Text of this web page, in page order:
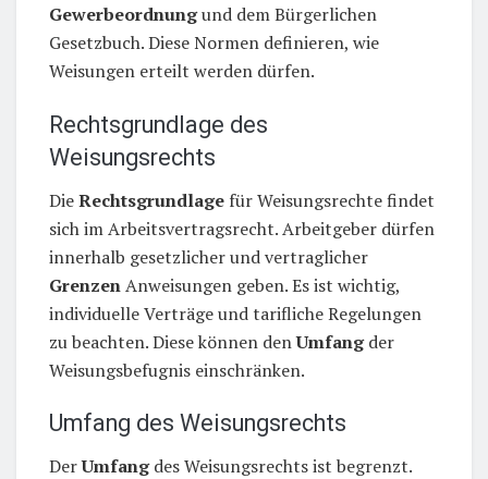
Gewerbeordnungund dem Bürgerlichen
Gesetzbuch. Diese Normen definieren, wie
Weisungen erteilt werden dürfen.
Rechtsgrundlage des
Weisungsrechts
DieRechtsgrundlage für Weisungsrechte findet
sich im Arbeitsvertragsrecht. Arbeitgeber dürfen
innerhalb gesetzlicher und vertraglicher
GrenzenAnweisungen geben. Es ist wichtig,
individuelle Verträge und tarifliche Regelungen
zu beachten. Diese können denUmfangder
Weisungsbefugnis einschränken.
Umfang des Weisungsrechts
DerUmfangdes Weisungsrechts ist begrenzt.